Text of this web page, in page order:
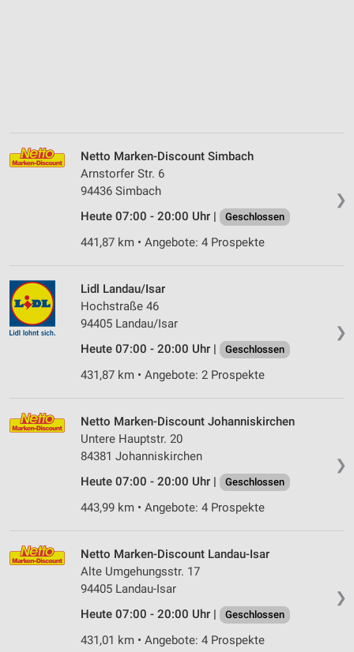
❯
Netto Marken-Discount Simbach
Arnstorfer Str. 6
94436 Simbach
Heute 07:00 - 20:00 Uhr |
Geschlossen
441,87 km • Angebote: 4 Prospekte
❯
Lidl Landau/Isar
Hochstraße 46
94405 Landau/Isar
Heute 07:00 - 20:00 Uhr |
Geschlossen
431,87 km • Angebote: 2 Prospekte
❯
Netto Marken-Discount Johanniskirchen
Untere Hauptstr. 20
84381 Johanniskirchen
Heute 07:00 - 20:00 Uhr |
Geschlossen
443,99 km • Angebote: 4 Prospekte
❯
Netto Marken-Discount Landau-Isar
Alte Umgehungsstr. 17
94405 Landau-Isar
Heute 07:00 - 20:00 Uhr |
Geschlossen
431,01 km • Angebote: 4 Prospekte